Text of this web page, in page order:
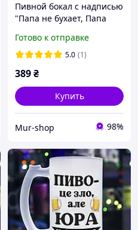
Пивной бокал с надписью
"Папа не бухает, Папа
Готово к отправке
5.0 (1)
389₴
Купить
Mur-shop 98%